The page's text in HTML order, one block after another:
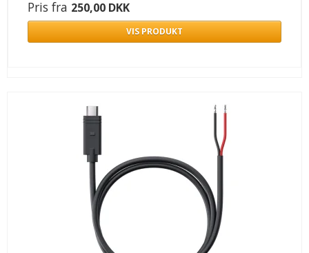
Pris fra 250,00 DKK
VIS PRODUKT